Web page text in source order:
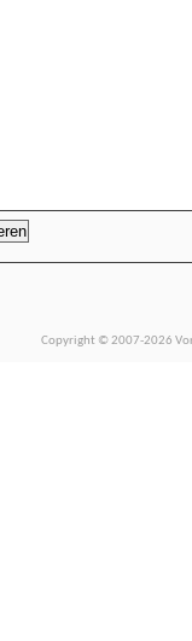
Copyright © 2007-2026